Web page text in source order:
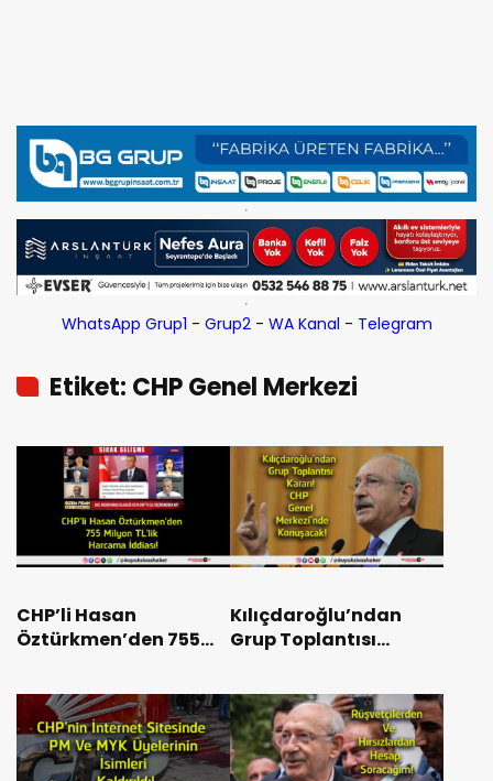
WhatsApp Grup1 - Grup2- WA Kanal - Telegram
Etiket: CHP Genel Merkezi
CHP’li Hasan
Öztürkmen’den 755
İddiası!
Kılıçdaroğlu’ndan
Grup Toplantısı
Merkezi’nde
Konuşacak!